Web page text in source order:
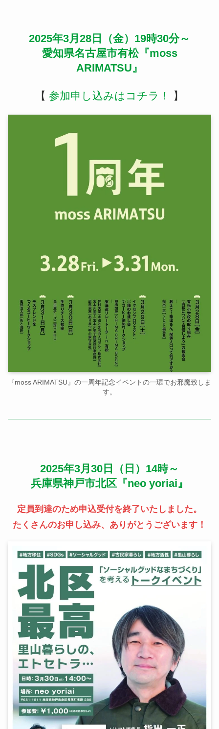
2025年3月28日（金）19時30分～
愛知県名古屋市有松『moss
ARIMATSU』
【 参加申し込みはコチラ！ 】
『moss ARIMATSU』の一周年記念イベントの一環でお邪魔致しま
す。
2025年3月30日（日）14時～
兵庫県神戸市北区『neo yoriai』
定員到達のため申込受付を終了いたしました。
たくさんのお申し込み、ありがとうございます！